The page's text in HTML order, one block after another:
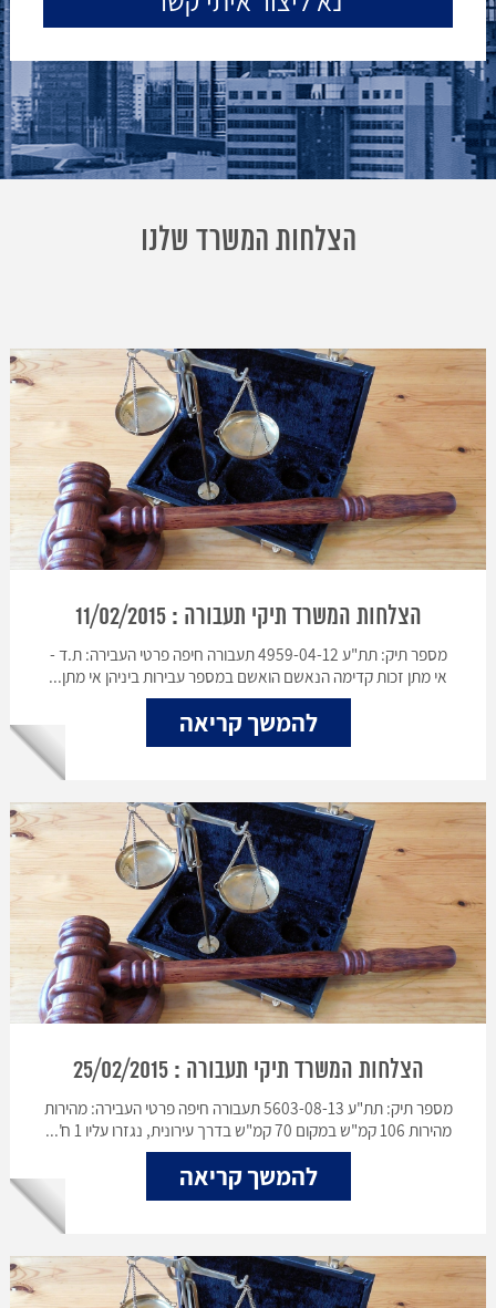
הצלחות המשרד שלנו
הצלחות המשרד תיקי תעבורה : 11/02/2015
מספר תיק: תת"ע 4959-04-12 תעבורה חיפה פרטי העבירה: ת.ד -
אי מתן זכות קדימה הנאשם הואשם במספר עבירות ביניהן אי מתן...
להמשך קריאה
הצלחות המשרד תיקי תעבורה : 25/02/2015
מספר תיק: תת"ע 5603-08-13 תעבורה חיפה פרטי העבירה: מהירות
מהירות 106 קמ"ש במקום 70 קמ"ש בדרך עירונית, נגזרו עליו 1 ח'...
להמשך קריאה